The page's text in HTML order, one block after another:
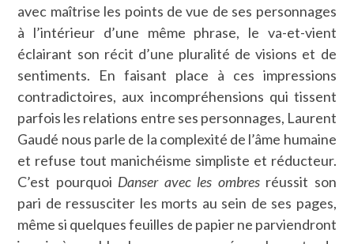
avec maîtrise les points de vue de ses personnages
à l’intérieur d’une même phrase, le va-et-vient
éclairant son récit d’une pluralité de visions et de
sentiments. En faisant place à ces impressions
contradictoires, aux incompréhensions qui tissent
parfois les relations entre ses personnages, Laurent
Gaudé nous parle de la complexité de l’âme humaine
et refuse tout manichéisme simpliste et réducteur.
C’est pourquoi Danser avec les ombresréussit son
pari de ressusciter les morts au sein de ses pages,
même si quelques feuilles de papier ne parviendront